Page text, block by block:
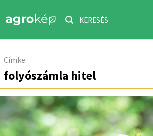
KERESÉS
Címke:
folyószámla hitel